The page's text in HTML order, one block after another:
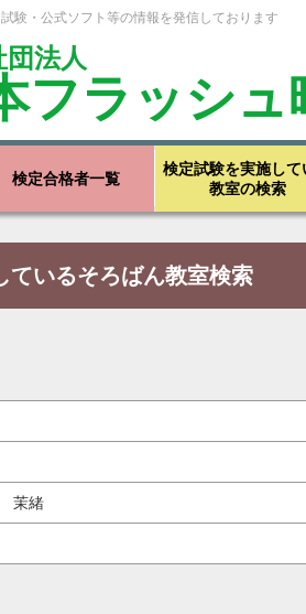
験・公式ソフト等の情報を発信しております
法人
フラッシ
検定合格者一覧
検定試験を実施して
教室の検索
ているそろばん教室検索
茉緒